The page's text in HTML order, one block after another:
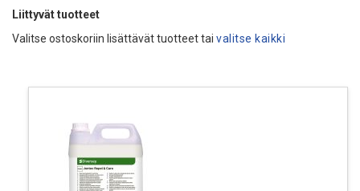
Liittyvät tuotteet
Valitse ostoskoriin lisättävät tuotteet tai valitse kaikki